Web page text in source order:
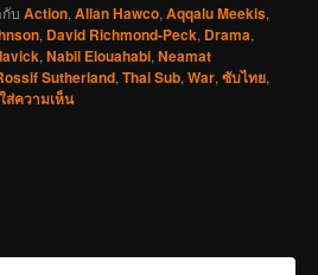
บ Action,Allan Hawco,Aqqalu Meekis,
, David Richmond-Peck, Drama,
,Nabil Elouahabi,Neamat
Sutherland,Thai Sub,War,ซับไทย,
ใส่ความเห็น